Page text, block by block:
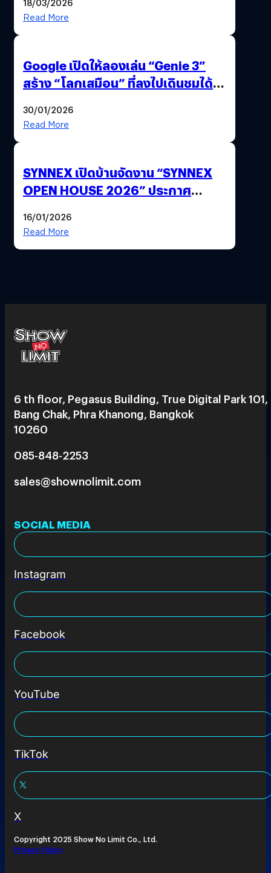
Read More
Google เปิดให้ลองเล่น “Genie 3”
สร้าง “โลกเสมือน” ที่ลงไปเดินชมได้
30/01/2026
Read More
SYNNEX เปิดบ้านจัดงาน “SYNNEX
OPEN HOUSE 2026” ประกาศ
ได้ 53,000 ล้านบาท
16/01/2026
Read More
6 th floor, Pegasus Building, True Digital Park 101,
Bang Chak, Phra Khanong, Bangkok
10260
085-848-2253
sales@shownolimit.com
SOCIAL MEDIA
Instagram
Facebook
YouTube
TikTok
X
Copyright 2025 Show No Limit Co., Ltd.
Privacy Policy